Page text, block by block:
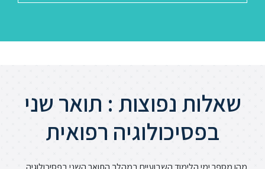
שאלות נפוצות : תואר שני
בפסיכולוגיה רפואית